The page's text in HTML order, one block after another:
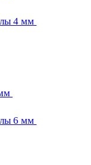
4 мм
6 мм